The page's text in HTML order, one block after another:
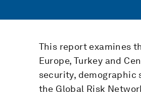
This report examines
Europe, Turkey and
security, demographic
the Global Risk